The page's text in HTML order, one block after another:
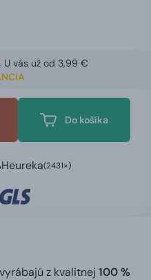
U vás už od 3,99 €
Do košíka
Heureka(2431×)
z kvalitnej 100 %